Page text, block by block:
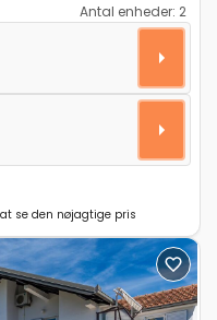
Antal enheder: 2
Omis A-2805-a
se den nøjagtige pris